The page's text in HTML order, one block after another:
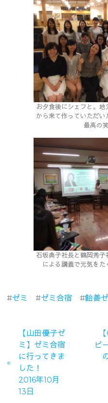
お夕食後にシェフと。
から来て作っていただ
最高の
石坂典子社長と鶴岡秀
による講義で元気をた
#ゼミ #ゼミ合宿 #飴善
【山田優子ゼ
ミ】ゼミ合宿
に行ってきま
した！
2016年10月
13日
ビ